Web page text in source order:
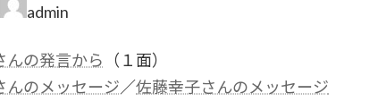
admin
んの発言から （１面）
のメッセージ／佐藤幸子さんのメッセージ